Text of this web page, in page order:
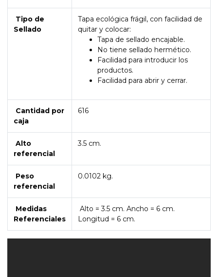
Tipo de
Sellado
Tapa ecológica frágil, con facilidad de
quitar y colocar:
Tapa de sellado encajable.
No tiene sellado hermético.
Facilidad para introducir los
productos.
Facilidad para abrir y cerrar.
Cantidad por
caja
616
Alto
referencial
3.5 cm.
Peso
referencial
0.0102 kg.
Medidas
Referenciales
Alto = 3.5 cm. Ancho = 6 cm.
Longitud = 6 cm.